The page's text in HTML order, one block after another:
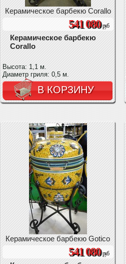
Керамическое барбекю Corallo
541 080руб
Керамическое барбекю
Corallo
Высота: 1,1 м.
Диаметр гриля: 0,5 м.
В КОРЗИНУ
Керамическое барбекю Gotico
541 080руб